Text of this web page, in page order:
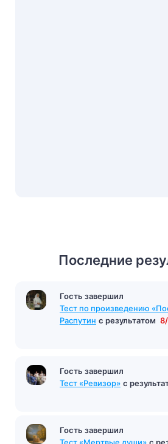
Последние
Гость завершил
Тест по произведению
Распутин с результатом
Гость завершил
Тест «Ревизор»
с
Гость завершил
Тест «Мертвые души»
с